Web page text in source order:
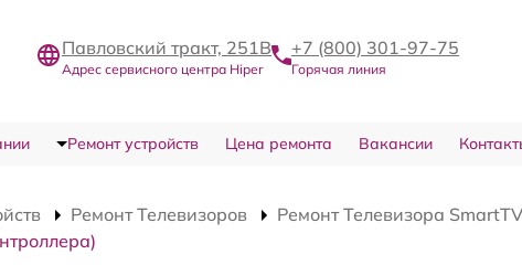
Павловский тракт, 251В
Адрес сервисного центра Hiper
+7 (800) 301-97-75
Горячая линия
Ремонт устройств Цена ремонта Вакансии
Ремонт Телевизоров
Ремонт Телевизора